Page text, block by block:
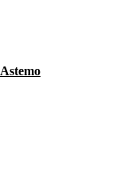
Astemo